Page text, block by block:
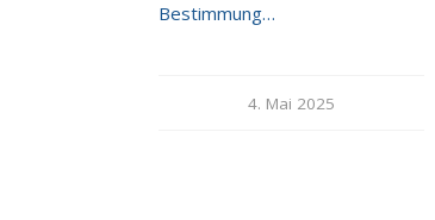
Bestimmung…
4. Mai 2025